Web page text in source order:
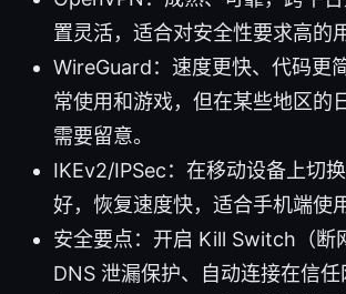
置灵活，适合对安全性要求高的
WireGuard：速度更快、代码更
常使用和游戏，但在某些地区的
需要留意。
IKEv2/IPSec：在移动设备上切
好，恢复速度快，适合手机端使用
安全要点：开启 Kill Switch（断
DNS 泄漏保护、自动连接在信